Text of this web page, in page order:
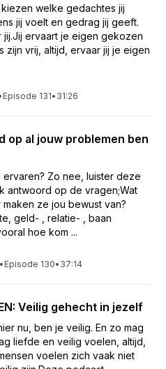
welke gedachtes jij
jij voelt en gedrag jij geeft.
jij.Jij ervaart je eigen gekozen
zijn vrij, altijd, ervaar jij je eigen
Episode 131• 31:26
op al jouw problemen ben
ervaren? Zo nee, luister deze
antwoord op de vragen;Wat
ze jou bewust van?
geld- , relatie- , baan
hoe kom ...
• Episode 130• 37:14
Veilig gehecht in jezelf
nu, ben je veilig. En zo mag
liefde en veilig voelen, altijd,
voelen zich vaak niet